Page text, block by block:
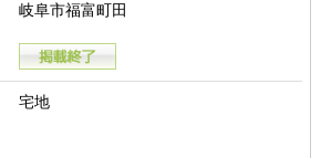
岐阜市福富町田
宅地